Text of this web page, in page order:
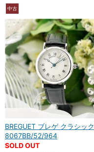
中古
BREGUET ブレゲ クラシック
8067BB/52/964
SOLD OUT